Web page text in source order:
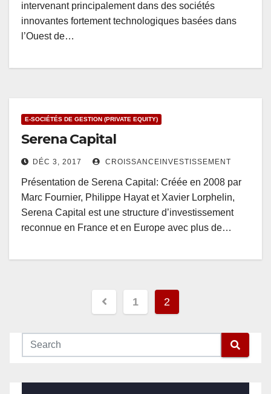
intervenant principalement dans des sociétés
innovantes fortement technologiques basées dans
l’Ouest de…
E-SOCIÉTÉS DE GESTION (PRIVATE EQUITY)
Serena Capital
DÉC 3, 2017 CROISSANCEINVESTISSEMENT
Présentation de Serena Capital: Créée en 2008 par
Marc Fournier, Philippe Hayat et Xavier Lorphelin,
Serena Capital est une structure d’investissement
reconnue en France et en Europe avec plus de…
Pagination
des
1 2